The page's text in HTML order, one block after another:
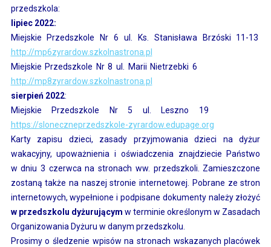
przedszkola:
lipiec 2022:
Miejskie Przedszkole Nr 6 ul. Ks. Stanisława Brzóski 11-13
http://mp6zyrardow.szkolnastrona.pl
Miejskie Przedszkole Nr 8 ul. Marii Nietrzebki 6
http://mp8zyrardow.szkolnastrona.pl
sierpień 2022:
Miejskie Przedszkole Nr 5 ul. Leszno 19
https://sloneczneprzedszkole-zyrardow.edupage.org
Karty zapisu dzieci, zasady przyjmowania dzieci na dyżur
wakacyjny, upoważnienia i oświadczenia znajdziecie Państwo
w dniu 3 czerwca na stronach ww. przedszkoli. Zamieszczone
zostaną także na naszej stronie internetowej. Pobrane ze stron
internetowych, wypełnione i podpisane dokumenty należy złożyć
w przedszkolu dyżurującym w terminie określonym w Zasadach
Organizowania Dyżuru w danym przedszkolu.
Prosimy o śledzenie wpisów na stronach wskazanych placówek